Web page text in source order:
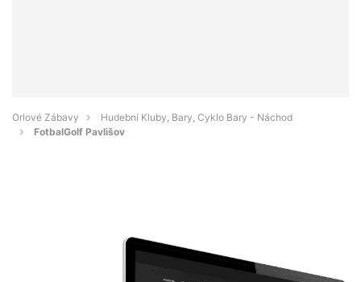
Orlové Zábavy
Hudební Kluby, Bary, Cyklo Bary - Náchod
FotbalGolf Pavlišov